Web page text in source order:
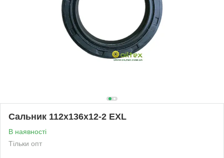
Сальник 112х136х12-2 EXL
В наявності
Тільки опт